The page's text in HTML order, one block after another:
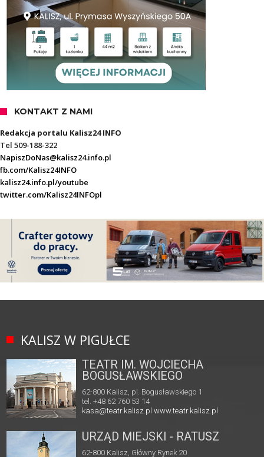
KONTAKT Z NAMI
Redakcja portalu Kalisz24 INFO
Tel 509-188-322
NapiszDoNas@kalisz24.info.pl
fb.com/Kalisz24INFO
kalisz24.info.pl/youtube
twitter.com/Kalisz24INFOpl
KALISZ W PIGUŁCE
TEATR IM. WOJCIECHA
BOGUSŁAWSKIEGO
62-800 Kalisz, pl. Bogusławskiego 1
tel. +48 62 760 53 14
kasa@teatr.kalisz.pl www.teatr.kalisz.pl
URZĄD MIEJSKI - RATUSZ
62-800 Kalisz, Główny Rynek 20